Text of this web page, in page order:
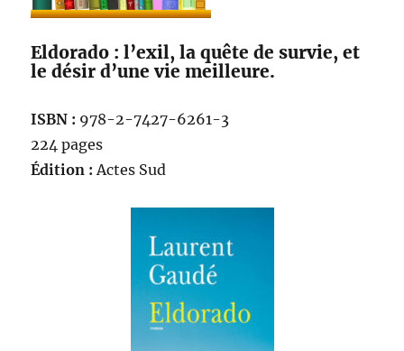
Eldorado : l’exil, la quête de survie, et
le désir d’une vie meilleure.
ISBN : 978-2-7427-6261-3
224 pages
Édition : Actes Sud